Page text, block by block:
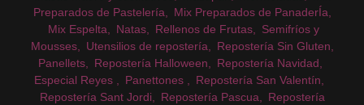
Preparados de Pastelería
Mix Preparados de PanaderÍa
Mix Espelta
Natas Rellenos de Frutas
Semifríos y
Mousses
Utensilios de repostería
Repostería Sin Gluten
Panellets
Repostería Halloween
Repostería Navidad
Especial Reyes
Panettones
Repostería San Valentín
Repostería Sant Jordi
Repostería Pascua
Repostería